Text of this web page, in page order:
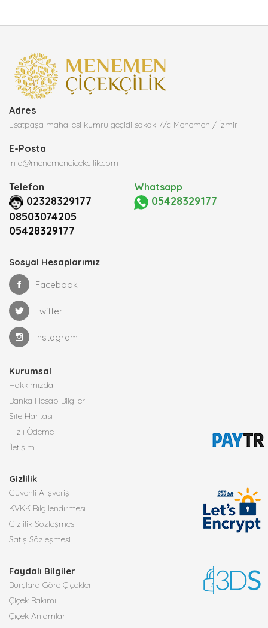
Adres
Esatpaşa mahallesi kumru geçidi sokak 7/c Menemen / İzmir
E-Posta
info@menemencicekcilik.com
Telefon
02328329177
08503074205
05428329177
Whatsapp
05428329177
Sosyal Hesaplarımız
Facebook
Twitter
Instagram
Kurumsal
Hakkımızda
Banka Hesap Bilgileri
Site Haritası
Hızlı Ödeme
İletişim
Gizlilik
Güvenli Alışveriş
KVKK Bilgilendirmesi
Gizlilik Sözleşmesi
Satış Sözleşmesi
Faydalı Bilgiler
Burçlara Göre Çiçekler
Çiçek Bakımı
Çiçek Anlamları